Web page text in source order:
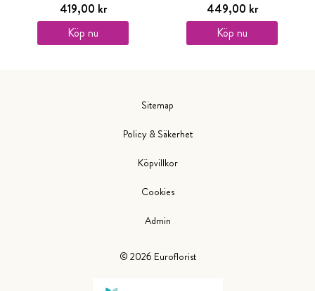
419,00 kr
Köp nu
449,00 kr
Köp nu
© 2026 Euroflorist
Sitemap
Policy & Säkerhet
Köpvillkor
Cookies
Admin